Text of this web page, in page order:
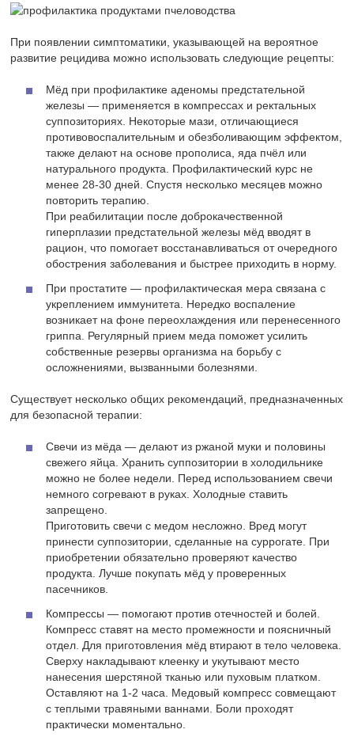
При появлении симптоматики, указывающей на вероятное
развитие рецидива можно использовать следующие рецепты:
Мёд при профилактике аденомы предстательной
железы — применяется в компрессах и ректальных
суппозиториях. Некоторые мази, отличающиеся
противовоспалительным и обезболивающим эффектом,
также делают на основе прополиса, яда пчёл или
натурального продукта. Профилактический курс не
менее 28-30 дней. Спустя несколько месяцев можно
повторить терапию.
При реабилитации после доброкачественной
гиперплазии предстательной железы мёд вводят в
рацион, что помогает восстанавливаться от очередного
обострения заболевания и быстрее приходить в норму.
При простатите — профилактическая мера связана с
укреплением иммунитета. Нередко воспаление
возникает на фоне переохлаждения или перенесенного
гриппа. Регулярный прием меда поможет усилить
собственные резервы организма на борьбу с
осложнениями, вызванными болезнями.
Существует несколько общих рекомендаций, предназначенных
для безопасной терапии:
Свечи из мёда — делают из ржаной муки и половины
свежего яйца. Хранить суппозитории в холодильнике
можно не более недели. Перед использованием свечи
немного согревают в руках. Холодные ставить
запрещено.
Приготовить свечи с медом несложно. Вред могут
принести суппозитории, сделанные на суррогате. При
приобретении обязательно проверяют качество
продукта. Лучше покупать мёд у проверенных
пасечников.
Компрессы — помогают против отечностей и болей.
Компресс ставят на место промежности и поясничный
отдел. Для приготовления мёд втирают в тело человека.
Сверху накладывают клеенку и укутывают место
нанесения шерстяной тканью или пуховым платком.
Оставляют на 1-2 часа. Медовый компресс совмещают
с теплыми травяными ваннами. Боли проходят
практически моментально.